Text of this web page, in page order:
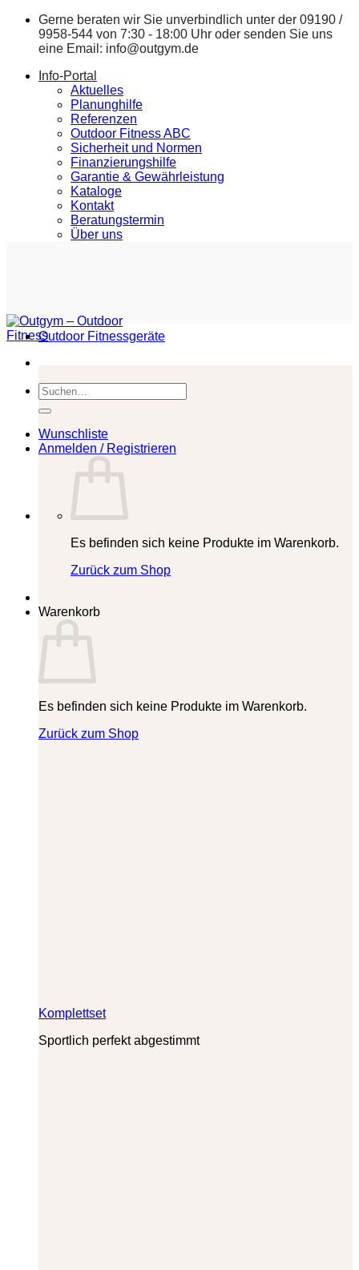
Zum
springen
Gerne beraten wir Sie unverbindlich unter der 09190 /
9958-544 von 7:30 - 18:00 Uhr oder senden Sie uns
eine Email: info@outgym.de
Info-Portal
Aktuelles
Planunghilfe
Referenzen
Outdoor Fitness ABC
Sicherheit und Normen
Finanzierungshilfe
Garantie & Gewährleistung
Kataloge
Kontakt
Beratungstermin
Über uns
Suchen
nach:
Wunschliste
Anmelden / Registrieren
Es befinden sich keine Produkte im Warenkorb.
Zurück zum Shop
Warenkorb
Es befinden sich keine Produkte im Warenkorb.
Zurück zum Shop
Outdoor Fitnessgeräte
Komplettset
Sportlich perfekt abgestimmt